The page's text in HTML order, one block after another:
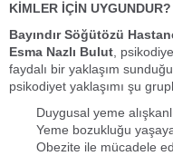
KİMLER İÇİN UYGUNDUR?
Bayındır Söğütözü
Esma Nazlı Bulut ,
faydalı bir yaklaşım
psikodiyet yaklaşımı şu
Duygusal yeme
Yeme bozukluğu
Obezite ile mücadele